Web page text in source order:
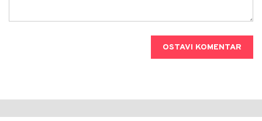
OSTAVI KOMENTAR